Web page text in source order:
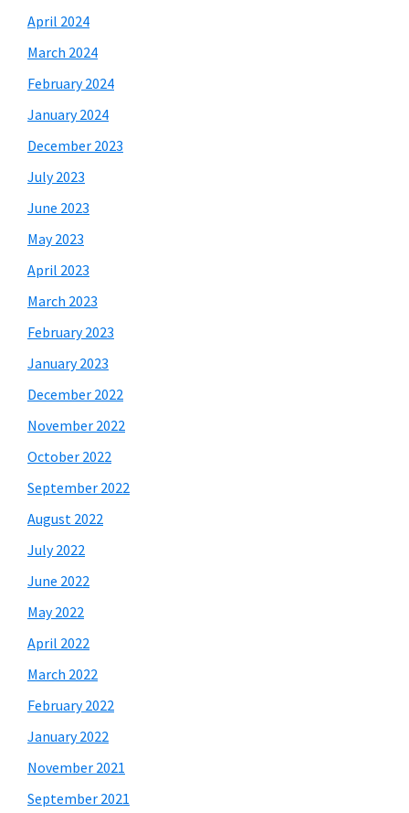
April 2024
March 2024
February 2024
January 2024
December 2023
July 2023
June 2023
May 2023
April 2023
March 2023
February 2023
January 2023
December 2022
November 2022
October 2022
September 2022
August 2022
July 2022
June 2022
May 2022
April 2022
March 2022
February 2022
January 2022
November 2021
September 2021